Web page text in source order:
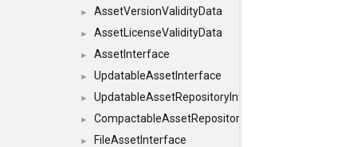
► AssetVersionValidityData
► AssetLicenseValidityData
► AssetInterface
► UpdatableAssetInterface
► UpdatableAssetRepositoryInterface
► CompactableAssetRepositoryInterface
► FileAssetInterface